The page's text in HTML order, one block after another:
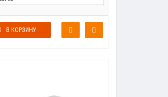
В КОРЗИНУ